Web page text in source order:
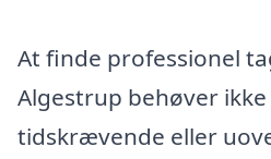
At finde professionel
Algestrup behøver
tidskrævende eller